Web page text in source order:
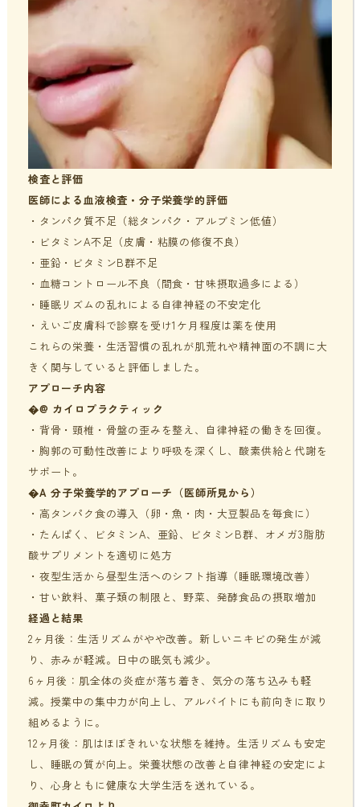
検査と評価
医師による血液検査・分子栄養学的評価
・タンパク質不足（総タンパク・アルブミン低値）
・ビタミンA不足（皮膚・粘膜の修復不良）
・亜鉛・ビタミンB群不足
・血糖コントロール不良（間食・甘味摂取過多による）
・睡眠リズムの乱れによる自律神経の不安定化
・えいご皮膚科で診察を受け1ケ月程度は薬を使用
これらの栄養・生活習慣の乱れが肌荒れや精神面の不調に大
きく関与していると評価しました。
アプローチ内容
�@ カイロプラクティック
・背骨・頸椎・骨盤の歪みを整え、自律神経の働きを回復。
・胸郭の可動性改善により呼吸を深くし、酸素供給と代謝を
サポート。
�A 分子栄養学的アプローチ（医師所見から）
・高タンパク食の導入（卵・魚・肉・大豆製品を毎食に）
・たんぱく、ビタミンA、亜鉛、ビタミンB群、オメガ3脂肪
酸サプリメントを適切に処方
・夜型生活から昼型生活へのシフト指導（睡眠環境改善）
・甘い飲料、菓子類の制限と、野菜、発酵食品の摂取増加
経過と結果
2ヶ月後：生活リズムがやや改善。新しいニキビの発生が減
り、赤みが軽減。日中の眠気も減少。
6ヶ月後：肌全体の炎症が落ち着き、気分の落ち込みも軽
減。授業中の集中力が向上し、アルバイトにも前向きに取り
組めるように。
12ヶ月後：肌はほぼきれいな状態を維持。生活リズムも安定
し、睡眠の質が向上。栄養状態の改善と自律神経の安定によ
り、心身ともに健康な大学生活を送れている。